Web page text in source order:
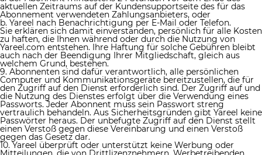
aktuellen Zeitraums auf der Kundensupportseite des für das
Abonnement verwendeten Zahlungsanbieters, oder
b. Yareel nach Benachrichtigung per E-Mail oder Telefon.
Sie erklären sich damit einverstanden, persönlich für alle Kosten
zu haften, die Ihnen während oder durch die Nutzung von
Yareel.com entstehen. Ihre Haftung für solche Gebühren bleibt
auch nach der Beendigung Ihrer Mitgliedschaft, gleich aus
welchem ​​Grund, bestehen.
9. Abonnenten sind dafür verantwortlich, alle persönlichen
Computer und Kommunikationsgeräte bereitzustellen, die für
den Zugriff auf den Dienst erforderlich sind. Der Zugriff auf und
die Nutzung des Dienstes erfolgt über die Verwendung eines
Passworts. Jeder Abonnent muss sein Passwort streng
vertraulich behandeln. Aus Sicherheitsgründen gibt Yareel keine
Passwörter heraus. Der unbefugte Zugriff auf den Dienst stellt
einen Verstoß gegen diese Vereinbarung und einen Verstoß
gegen das Gesetz dar.
10. Yareel überprüft oder unterstützt keine Werbung oder